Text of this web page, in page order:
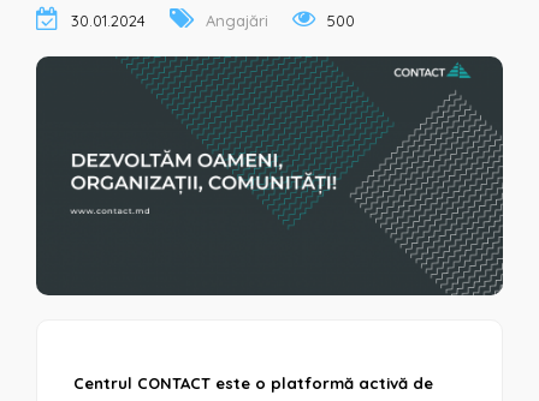
30.01.2024 Angajări 500
Centrul CONTACT este o platformă activă de